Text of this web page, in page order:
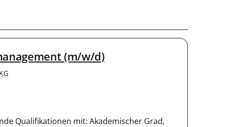
(m/w/d)
Qualifikationen mit: Akademischer Grad,